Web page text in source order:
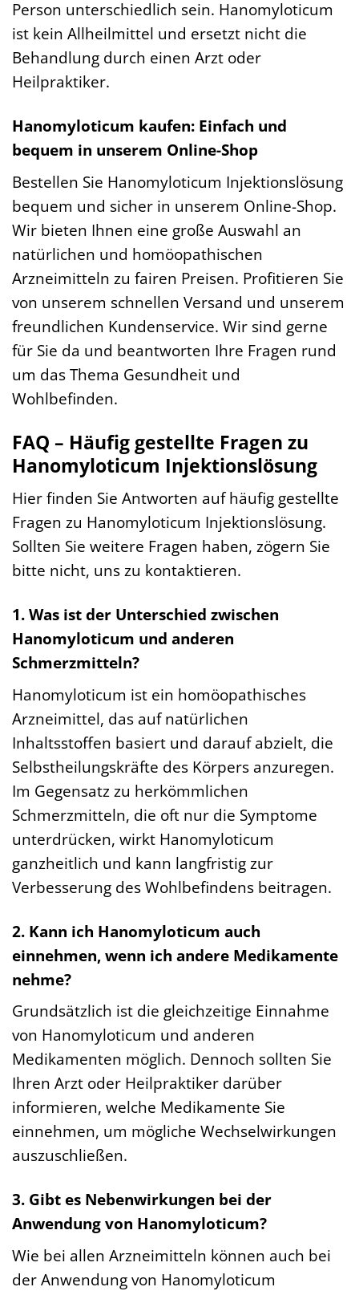
Person unterschiedlich sein. Hanomyloticum
ist kein Allheilmittel und ersetzt nicht die
Behandlung durch einen Arzt oder
Heilpraktiker.
Hanomyloticum kaufen: Einfach und
bequem in unserem Online-Shop
Bestellen Sie Hanomyloticum Injektionslösung
bequem und sicher in unserem Online-Shop.
Wir bieten Ihnen eine große Auswahl an
natürlichen und homöopathischen
Arzneimitteln zu fairen Preisen. Profitieren Sie
von unserem schnellen Versand und unserem
freundlichen Kundenservice. Wir sind gerne
für Sie da und beantworten Ihre Fragen rund
um das Thema Gesundheit und
Wohlbefinden.
FAQ – Häufig gestellte Fragen zu
Hanomyloticum Injektionslösung
Hier finden Sie Antworten auf häufig gestellte
Fragen zu Hanomyloticum Injektionslösung.
Sollten Sie weitere Fragen haben, zögern Sie
bitte nicht, uns zu kontaktieren.
1. Was ist der Unterschied zwischen
Hanomyloticum und anderen
Schmerzmitteln?
Hanomyloticum ist ein homöopathisches
Arzneimittel, das auf natürlichen
Inhaltsstoffen basiert und darauf abzielt, die
Selbstheilungskräfte des Körpers anzuregen.
Im Gegensatz zu herkömmlichen
Schmerzmitteln, die oft nur die Symptome
unterdrücken, wirkt Hanomyloticum
ganzheitlich und kann langfristig zur
Verbesserung des Wohlbefindens beitragen.
2. Kann ich Hanomyloticum auch
einnehmen, wenn ich andere Medikamente
nehme?
Grundsätzlich ist die gleichzeitige Einnahme
von Hanomyloticum und anderen
Medikamenten möglich. Dennoch sollten Sie
Ihren Arzt oder Heilpraktiker darüber
informieren, welche Medikamente Sie
einnehmen, um mögliche Wechselwirkungen
auszuschließen.
3. Gibt es Nebenwirkungen bei der
Anwendung von Hanomyloticum?
Wie bei allen Arzneimitteln können auch bei
der Anwendung von Hanomyloticum